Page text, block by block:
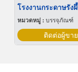
หมวดหมู่ : บรรจุภัณฑ์
ติดต่อผู้ขาย